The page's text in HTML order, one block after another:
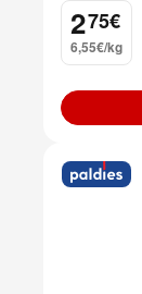
2
. 75€
6,55€/kg